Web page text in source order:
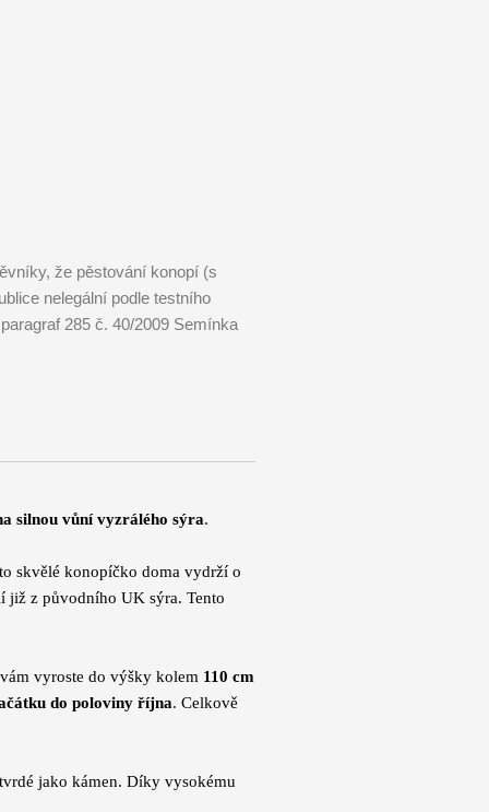
že pěstování konopí (s
nelegální podle testního
285 č. 40/2009 Semínka
silnou vůní vyzrálého sýra.
skvělé konopíčko doma vydrží o
již z původního UK sýra. Tento
vyroste do výšky kolem 110 cm
do poloviny října. Celkově
jako kámen. Díky vysokému